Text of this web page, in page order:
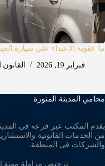
ما عقوبة الاعتداء على سيارة
فبراير 19, 2026
القانون
محامي المدينة المنورة
يقدم المكتب عبر فرعه في
من الخدمات القانونية
والشركات في المنطقة.
ترخيص مزاولة مهنة